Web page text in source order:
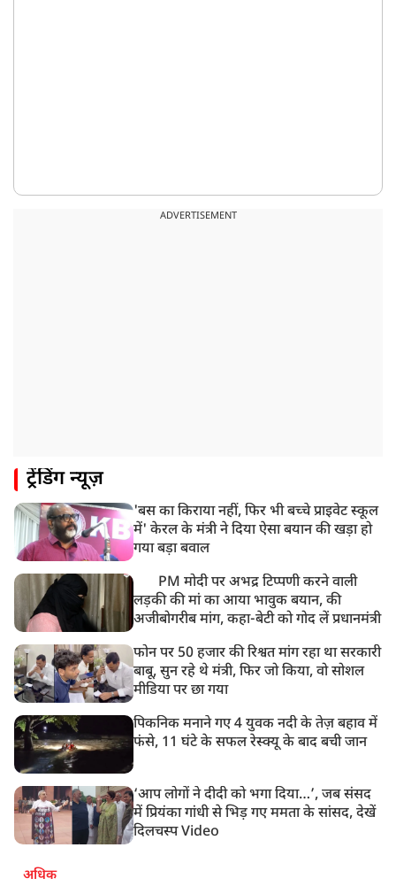
ADVERTISEMENT
ट्रेंडिंग न्यूज़
'बस का किराया नहीं, फिर भी बच्चे प्राइवेट स्कूल
में' केरल के मंत्री ने दिया ऐसा बयान की खड़ा हो
गया बड़ा बवाल
PM मोदी पर अभद्र टिप्पणी करने वाली
लड़की की मां का आया भावुक बयान, की
अजीबोगरीब मांग, कहा-बेटी को गोद लें प्रधानमंत्री
फोन पर 50 हजार की रिश्वत मांग रहा था सरकारी
बाबू, सुन रहे थे मंत्री, फिर जो किया, वो सोशल
मीडिया पर छा गया
पिकनिक मनाने गए 4 युवक नदी के तेज़ बहाव में
फंसे, 11 घंटे के सफल रेस्क्यू के बाद बची जान
‘आप लोगों ने दीदी को भगा दिया…’, जब संसद
में प्रियंका गांधी से भिड़ गए ममता के सांसद, देखें
दिलचस्प Video
अधिक